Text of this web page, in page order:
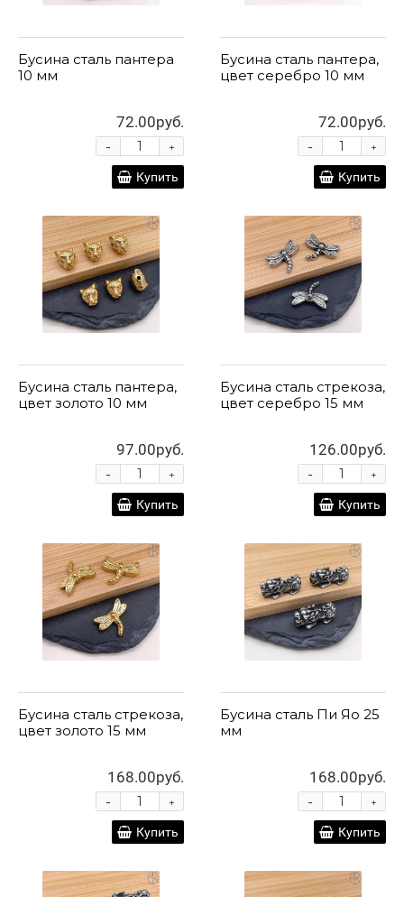
Бусина сталь пантера
10 мм
72.00руб.
+
-
Купить
Бусина сталь пантера,
цвет серебро 10 мм
72.00руб.
+
-
Купить
Бусина сталь пантера,
цвет золото 10 мм
97.00руб.
+
-
Купить
Бусина сталь стрекоза,
цвет серебро 15 мм
126.00руб.
+
-
Купить
Бусина сталь стрекоза,
цвет золото 15 мм
168.00руб.
+
-
Купить
Бусина сталь Пи Яо 25
мм
168.00руб.
+
-
Купить